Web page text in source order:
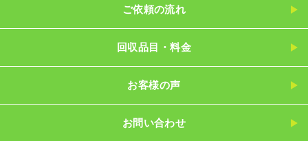
ご依頼の流れ
回収品目・料金
お客様の声
お問い合わせ